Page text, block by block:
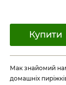
Мак знайомий
домашніх
Купити